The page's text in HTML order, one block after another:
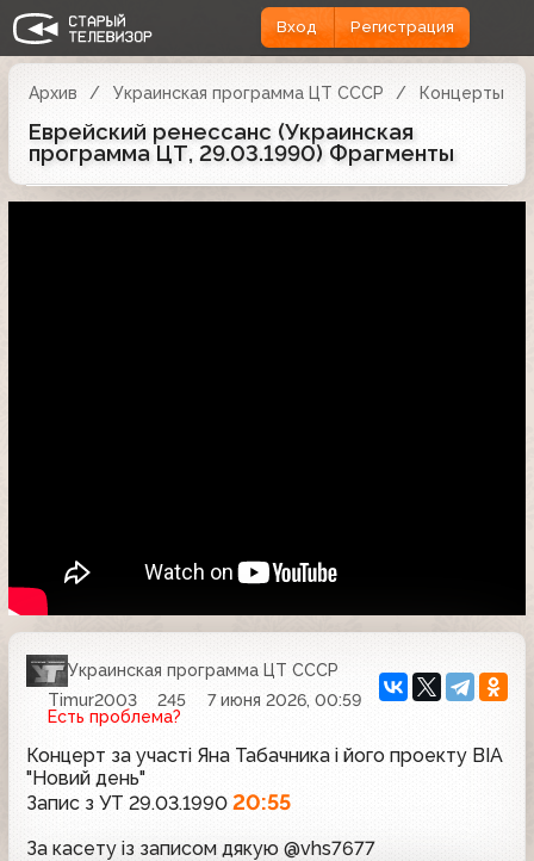
Вход Регистрация
Архив Украинская программа ЦТ СССР Концерты
Еврейский ренессанс (Украинская
программа ЦТ, 29.03.1990) Фрагменты
Украинская программа ЦТ СССР
Timur2003
245
7 июня 2026, 00:59
Есть проблема?
Концерт за участі Яна Табачника і його проекту ВІА
"Новий день"
Запис з УТ 29.03.1990 20:55
За касету із записом дякую @vhs7677